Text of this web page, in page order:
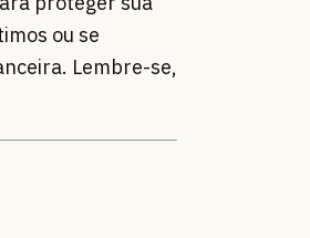
ou se
Lembre-se,